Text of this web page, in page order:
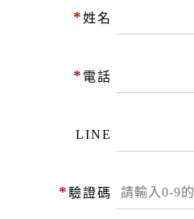
*姓名
* 電話
LINE
* 驗證碼